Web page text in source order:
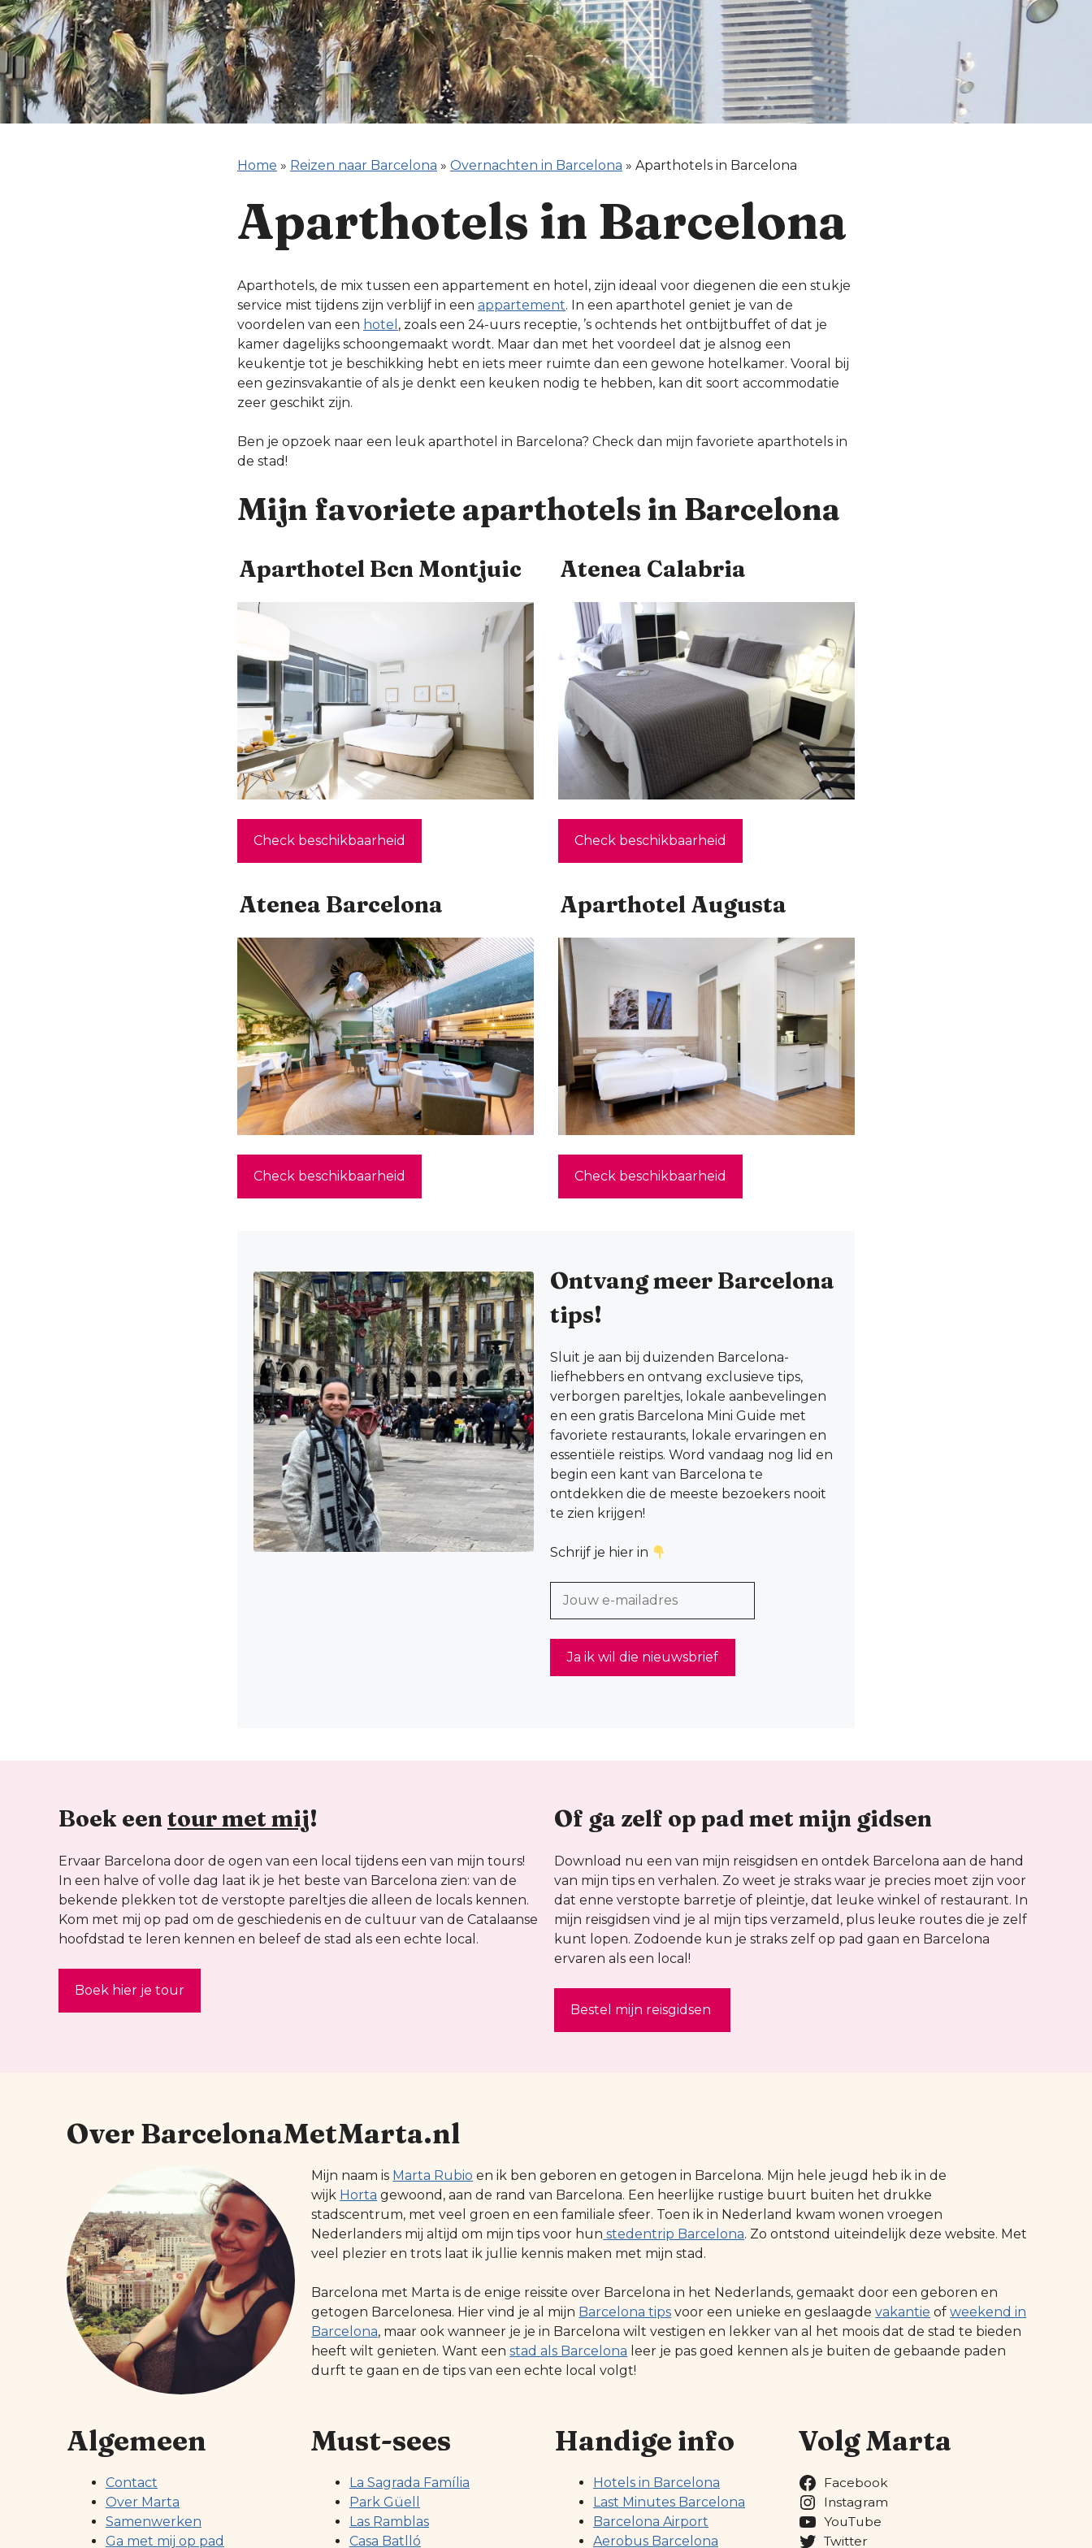
Home » Reizen naar Barcelona » Overnachten in Barcelona » Aparthotels in Barcelona
Aparthotels in Barcelona
Aparthotels, de mix tussen een appartement en hotel, zijn ideaal voor diegenen die een stukje
service mist tijdens zijn verblijf in een appartement. In een aparthotel geniet je van de
voordelen van een hotel , zoals een 24-uurs receptie, ’s ochtends het ontbijtbuffet of dat je
kamer dagelijks schoongemaakt wordt. Maar dan met het voordeel dat je alsnog een
keukentje tot je beschikking hebt en iets meer ruimte dan een gewone hotelkamer. Vooral bij
een gezinsvakantie of als je denkt een keuken nodig te hebben, kan dit soort accommodatie
zeer geschikt zijn.
Ben je opzoek naar een leuk aparthotel in Barcelona? Check dan mijn favoriete aparthotels in
de stad!
Mijn favoriete aparthotels in Barcelona
Aparthotel Bcn Montjuic
Check beschikbaarheid
Atenea Calabria
Check beschikbaarheid
Atenea Barcelona
Check beschikbaarheid
Aparthotel Augusta
Check beschikbaarheid
Ontvang meer Barcelona
tips!
Sluit je aan bij duizenden Barcelona-
liefhebbers en ontvang exclusieve tips,
verborgen pareltjes, lokale aanbevelingen
en een gratis Barcelona Mini Guide met
favoriete restaurants, lokale ervaringen en
essentiële reistips. Word vandaag nog lid en
begin een kant van Barcelona te
ontdekken die de meeste bezoekers nooit
te zien krijgen!
Schrijf je hier in
Boek eentour met mij!
Ervaar Barcelona door de ogen van een local tijdens een van mijn tours!
In een halve of volle dag laat ik je het beste van Barcelona zien: van de
bekende plekken tot de verstopte pareltjes die alleen de locals kennen.
Kom met mij op pad om de geschiedenis en de cultuur van de Catalaanse
hoofdstad te leren kennen en beleef de stad als een echte local.
Boek hier je tour
Of ga zelf op pad met mijn gidsen
Download nu een van mijn reisgidsen en ontdek Barcelona aan de hand
van mijn tips en verhalen. Zo weet je straks waar je precies moet zijn voor
dat enne verstopte barretje of pleintje, dat leuke winkel of restaurant. In
mijn reisgidsen vind je al mijn tips verzameld, plus leuke routes die je zelf
kunt lopen. Zodoende kun je straks zelf op pad gaan en Barcelona
ervaren als een local!
Bestel mijn reisgidsen
Over BarcelonaMetMarta.nl
Mijn naam is Marta Rubio en ik ben geboren en getogen in Barcelona. Mijn hele jeugd heb ik in de
wijk Horta gewoond, aan de rand van Barcelona. Een heerlijke rustige buurt buiten het drukke
stadscentrum, met veel groen en een familiale sfeer. Toen ik in Nederland kwam wonen vroegen
Nederlanders mij altijd om mijn tips voor hun stedentrip Barcelona. Zo ontstond uiteindelijk deze website. Met
veel plezier en trots laat ik jullie kennis maken met mijn stad.
Barcelona met Marta is de enige reissite over Barcelona in het Nederlands, gemaakt door een geboren en
getogen Barcelonesa. Hier vind je al mijn Barcelona tips voor een unieke en geslaagdevakantie ofweekend in
Barcelona, maar ook wanneer je je in Barcelona wilt vestigen en lekker van al het moois dat de stad te bieden
heeft wilt genieten. Want eenstad als Barcelona leer je pas goed kennen als je buiten de gebaande paden
durft te gaan en de tips van een echte local volgt!
Algemeen
Contact
Over Marta
Samenwerken
Ga met mij op pad
Must-sees
La Sagrada Família
Park Güell
Las Ramblas
Casa Batlló
Handige info
Hotels in Barcelona
Last Minutes Barcelona
Barcelona Airport
Aerobus Barcelona
Volg Marta
Facebook
Instagram
YouTube
Twitter